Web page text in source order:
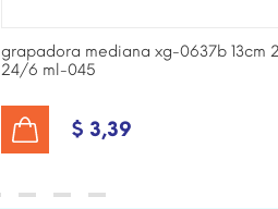
grapadora mediana xg-0637b 13cm
24/6 ml-045
$ 3,39